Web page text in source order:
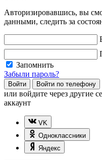
Авторизировавшись, вы
данными, следить за
Запомнить
Забыли пароль?
Войти Войти по телефону
или войдите через другие
аккаунт
VK
Одноклассники
Яндекс